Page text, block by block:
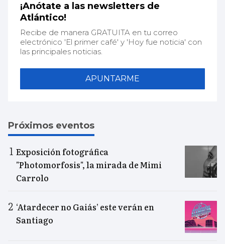
¡Anótate a las newsletters de
Atlántico!
Recibe de manera GRATUITA en tu correo
electrónico 'El primer café' y 'Hoy fue noticia' con
las principales noticias.
APUNTARME
Próximos eventos
Exposición fotográfica
"Photomorfosis", la mirada de Mimi
Carrolo
‘Atardecer no Gaiás’ este verán en
Santiago